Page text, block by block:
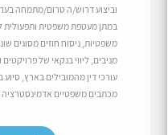
וביצוע דרוש/ה טרום/מתמחה
במתן מעטפת משפטית ותפעולית
משפטיות, ניסוח חוזים מסוגים
מניבים, ליווי בנקאי של
עורכי דין מהמובילים בארץ,
מכתבים משפטיים אדמינסטרציה